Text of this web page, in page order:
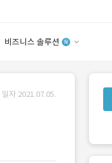
비즈니스 솔루션
안심 코드 케어
일자 2021.07.05.